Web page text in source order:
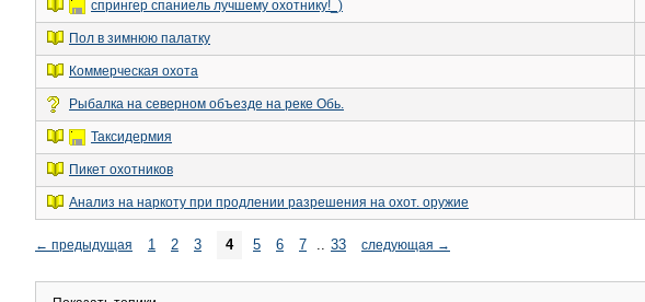
спрингер спаниель лучшему охотнику!_)
Пол в зимнюю палатку
Коммерческая охота
Рыбалка на северном объезде на реке Обь.
Таксидермия
Пикет охотников
Анализ на наркоту при продлении разрешения на охот. оружие
← предыдущая 1 2 3 4 5 6 7 .. 33 следующая →